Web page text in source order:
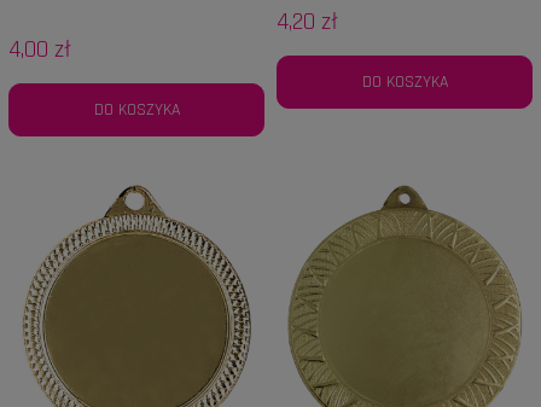
4,00 zł
DO KOSZYKA
4,20 zł
DO KOSZYKA